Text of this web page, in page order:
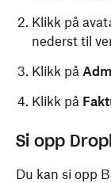
Klikk på
nederst til
Klikk på
Klikk på
Si opp
Du kan si opp